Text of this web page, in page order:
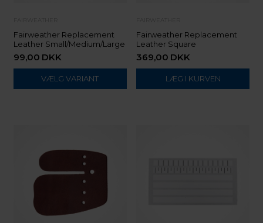
Fairweather Replacement
Leather Small/Medium/Large
99,00 DKK
VÆLG VARIANT
Fairweather Replacement
Leather Square
369,00 DKK